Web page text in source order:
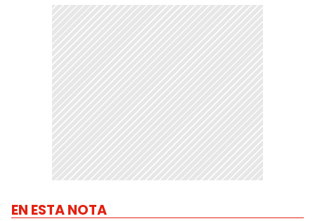
EN ESTA NOTA